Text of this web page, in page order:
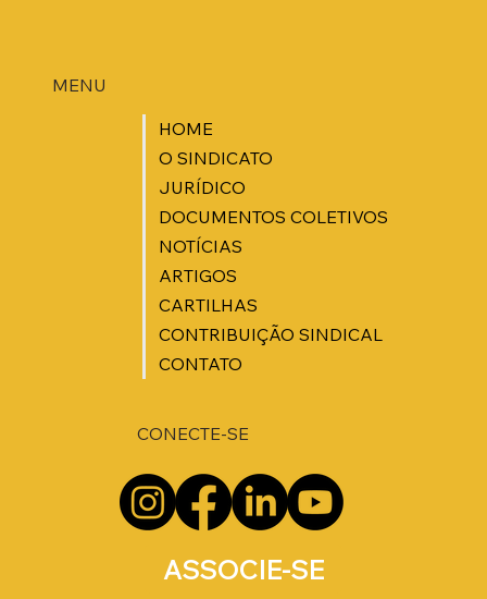
MENU
HOME
O SINDICATO
JURÍDICO
DOCUMENTOS COLETIVOS
NOTÍCIAS
ARTIGOS
CARTILHAS
CONTRIBUIÇÃO SINDICAL
CONTATO
ASSOCIE-SE
CONECTE-SE